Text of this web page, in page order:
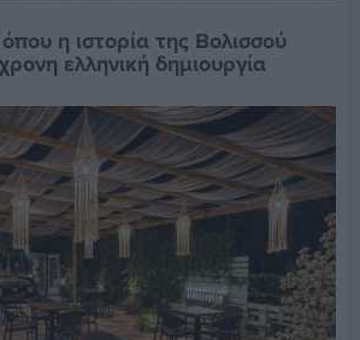
η ιστορία της Βολισσού
ελληνική δημιουργία